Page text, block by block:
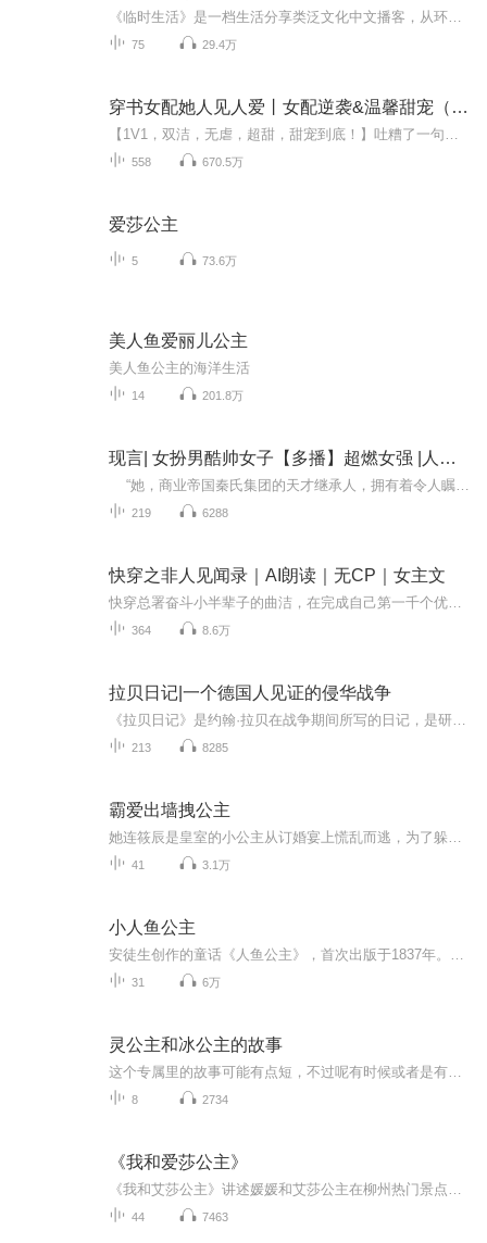
75 29.4万
穿书女配她人见人爱丨女配逆袭&温馨甜宠（免费）
558 670.5万
爱莎公主
5 73.6万
美人鱼爱丽儿公主
美人鱼公主的海洋生活
14 201.8万
现言| 女扮男酷帅女子【多播】超燃女强 |人见人爱花见花开
219 6288
快穿之非人见闻录｜AI朗读｜无CP｜女主文
364 8.6万
拉贝日记|一个德国人见证的侵华战争
213 8285
霸爱出墙拽公主
41 3.1万
小人鱼公主
31 6万
灵公主和冰公主的故事
8 2734
《我和爱莎公主》
44 7463